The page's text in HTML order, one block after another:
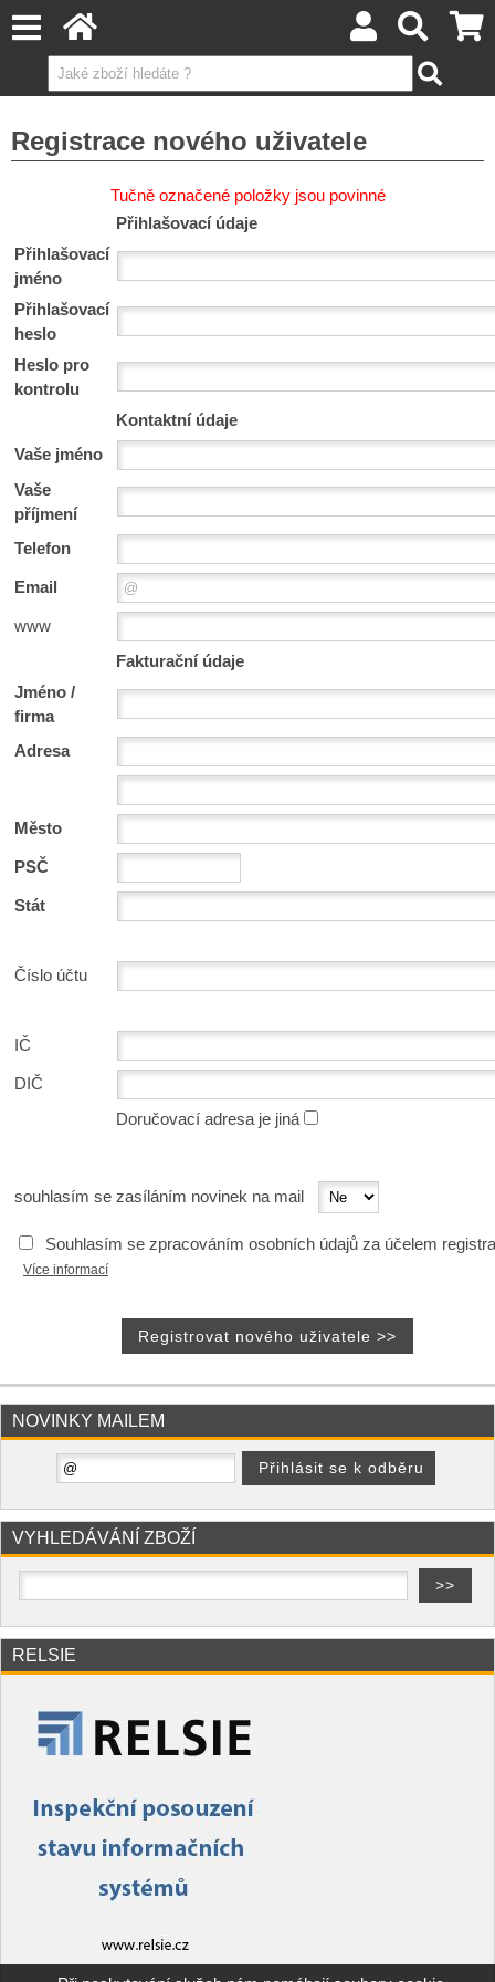
Registrace nového uživatele
Tučně označené položky jsou povinné
Přihlašovací údaje
Přihlašovací
jméno
Přihlašovací
heslo
Heslo pro
kontrolu
Kontaktní údaje
Vaše jméno
Vaše
příjmení
Telefon
Email
www
Fakturační údaje
Jméno /
firma
Adresa
Město
PSČ
Stát
Číslo účtu
IČ
DIČ
Doručovací adresa je jiná
souhlasím se zasíláním novinek na mail
Souhlasím se zpracováním osobních údajů za účelem
Více informací
NOVINKY MAILEM
VYHLEDÁVÁNÍ ZBOŽÍ
RELSIE